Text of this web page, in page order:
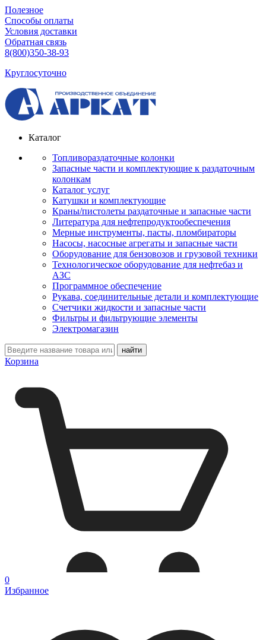
Полезное
Способы оплаты
Условия доставки
Обратная связь
8(800)350-38-93
Круглосуточно
Каталог
Топливораздаточные колонки
Запасные части и комплектующие к раздаточным
колонкам
Каталог услуг
Катушки и комплектующие
Краны/пистолеты раздаточные и запасные части
Литература для нефтепродуктообеспечения
Мерные инструменты, пасты, пломбираторы
Насосы, насосные агрегаты и запасные части
Оборудование для бензовозов и грузовой техники
Технологическое оборудование для нефтебаз и
АЗС
Программное обеспечение
Рукава, соединительные детали и комплектующие
Счетчики жидкости и запасные части
Фильтры и фильтрующие элементы
Электромагазин
Корзина
0
Избранное